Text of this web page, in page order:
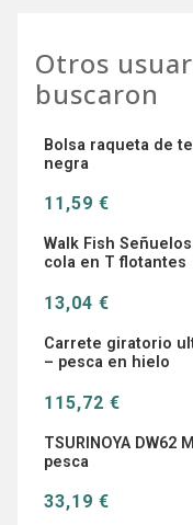
Otros
buscaron
Bolsa raqueta de
negra
11,59 €
Walk Fish
cola en T flotantes
13,04 €
Carrete giratorio
– pesca en hielo
115,72 €
TSURINOYA
pesca
33,19 €